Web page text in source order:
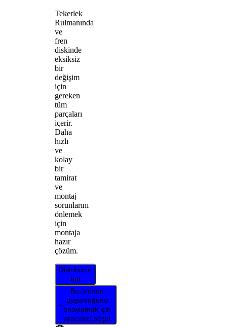
Tekerlek
Rulmanında
ve
fren
diskinde
eksiksiz
bir
değişim
için
gereken
tüm
parçaları
içerir.
Daha
hızlı
ve
kolay
bir
tamirat
ve
montaj
sorunlarını
önlemek
için
montaja
hazır
çözüm.
Distribütör
bul
Bu ürünün
uygunluğunu
onaylamak için
aracınızı seçin